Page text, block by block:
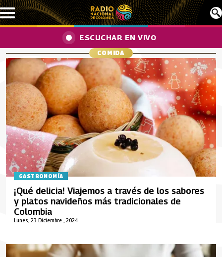
Pasar al contenido principal
ESCUCHAR EN VIVO
COMIDA
GASTRONOMÍA
Lunes, 23 Diciembre , 2024
¡Qué delicia! Viajemos a través de los sabores
y platos navideños más tradicionales de
Colombia